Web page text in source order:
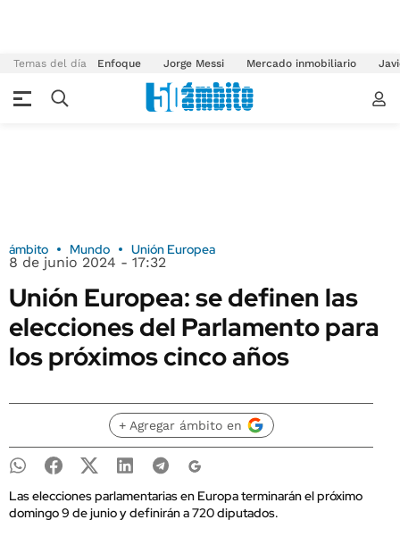
Temas del día Enfoque Jorge Messi Mercado inmobiliario
ámbito Mundo Unión Europea
8 de junio 2024 - 17:32
Unión Europea: se definen las
elecciones del Parlamento para
los próximos cinco años
+ Agregar ámbito en
Las elecciones parlamentarias en Europa terminarán el próximo
domingo 9 de junio y definirán a 720 diputados.